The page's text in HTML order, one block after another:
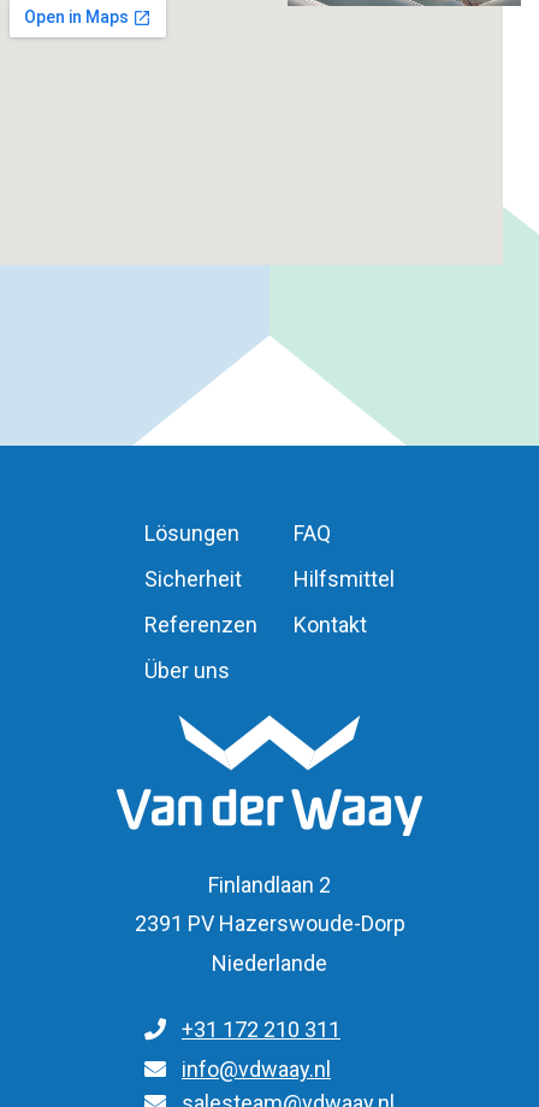
Lösungen
Sicherheit
Referenzen
Über uns
FAQ
Hilfsmittel
Kontakt
Finlandlaan 2
2391 PV Hazerswoude-Dorp
Niederlande
+31 172 210 311
für allgemeine Anfragen
info@vdwaay.nl